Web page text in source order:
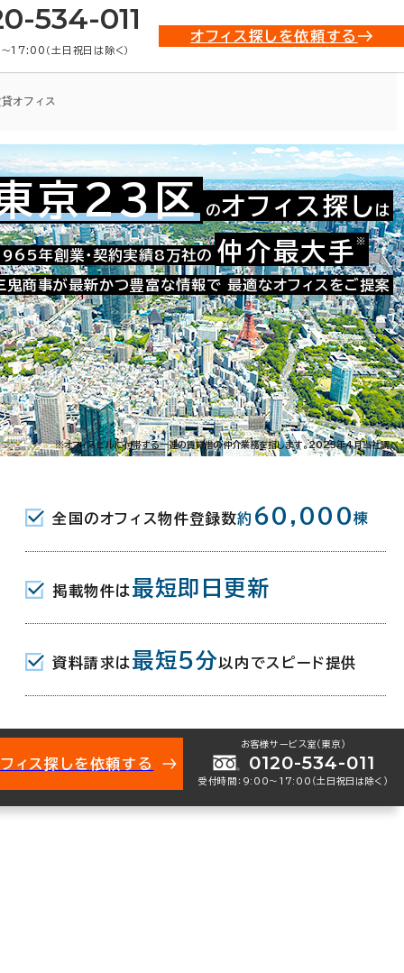
534-011
17:00（土日祝日は除く）
オフィス探しを依頼する
オフィス
お問い合わせ番号：021-16691
。
京23区 のオフィス探し は
年創業・契約実績8万社の 仲介最大手 ※
鬼商事が最新かつ豊富な情報で 最適なオフィスをご提案
※オフィスビルに付帯する一連の賃貸借の仲介業務を指します。2023年4月当社調べ
全国のオフィス物件登録数約 60,000棟
掲載物件は 最短即日更新
資料請求は 最短5分 以内でスピード提供
ィス探しを依頼する
お客様サービス室（東京）
0120-534-011
受付時間：9:00〜17:00（土日祝日は除く）